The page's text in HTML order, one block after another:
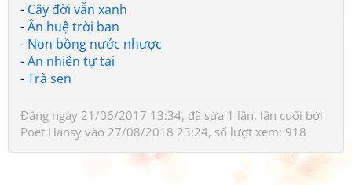
- Cây đời vẫn xanh
-Ân huệ trời ban
- Non bồng nước nhược
-An nhiên tự tại
-Trà sen
Đăng ngày 21/06/2017 13:34, đã sửa 1 lần, lần cuối bởi
Poet Hansy vào 27/08/2018 23:24, số lượt xem: 918